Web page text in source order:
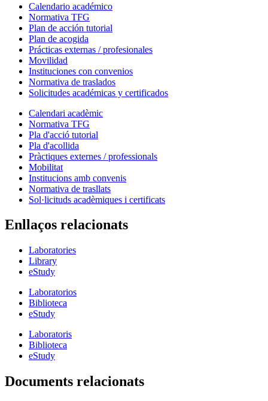
Calendario académico
Normativa TFG
Plan de acción tutorial
Plan de acogida
Prácticas externas / profesionales
Movilidad
Instituciones con convenios
Normativa de traslados
Solicitudes académicas y certificados
Calendari acadèmic
Normativa TFG
Pla d'acció tutorial
Pla d'acollida
Pràctiques externes / professionals
Mobilitat
Institucions amb convenis
Normativa de trasllats
Sol·licituds acadèmiques i certificats
Enllaços relacionats
Laboratories
Library
eStudy
Laboratorios
Biblioteca
eStudy
Laboratoris
Biblioteca
eStudy
Documents relacionats